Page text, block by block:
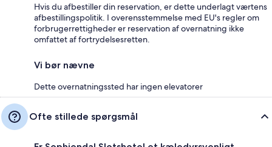
Hvis du afbestiller din reservation, er dette underlagt værtens
afbestillingspolitik. I overensstemmelse med EU's regler om
forbrugerrettigheder er reservation af overnatning ikke
omfattet af fortrydelsesretten.
Vi bør nævne
Dette overnatningssted har ingen elevatorer
Ofte stillede spørgsmål